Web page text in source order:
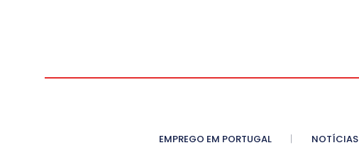
EMPREGO EM PORTUGAL NOTÍCIAS